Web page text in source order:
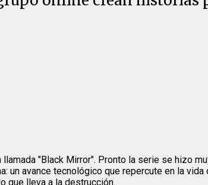
"Black Mirror". Pronto la serie se hizo
un avance tecnológico que repercute en la
que lleva a la destrucción.